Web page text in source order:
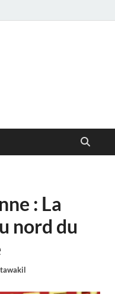
: La
nord du